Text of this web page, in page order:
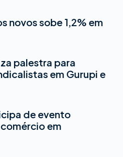
novos sobe 1,2% em
palestra para
em Gurupi e
de evento
em